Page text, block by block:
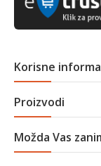
Korisne
Proizvodi
Možda Vas